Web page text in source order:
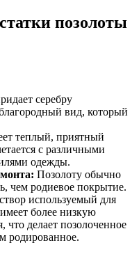
позолоты
серебру
вид, который
теплый, приятный
с различными
одежды.
Позолоту обычно
чем родиевое покрытие.
используемый для
более низкую
что делает позолоченное
родированное.